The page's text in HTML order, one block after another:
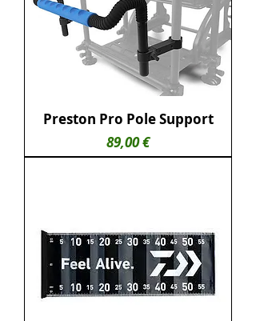
Preston Pro Pole Support
Prezzo
89,00 €